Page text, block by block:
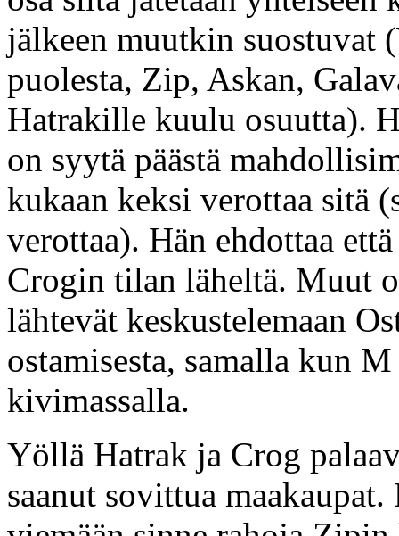
jälkeen muutkin suostuvat
puolesta, Zip, Askan,
Hatrakille kuulu osuutta).
on syytä päästä
kukaan keksi verottaa sitä
verottaa). Hän ehdottaa
Crogin tilan läheltä. Muut
lähtevät keskustelemaan
ostamisesta, samalla kun
kivimassalla.
Yöllä Hatrak ja Crog
saanut sovittua